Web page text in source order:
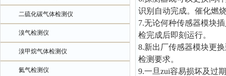
二硫化碳气体检测仪
溴气检测仪
溴甲烷气体检测仪
氦气检测仪
识别自动完成。催化燃
7.无论何种传感器模块
检完成后即刻运行。
8.新出厂传感器模块更
检测要求。
9.一旦zui容易损坏及过